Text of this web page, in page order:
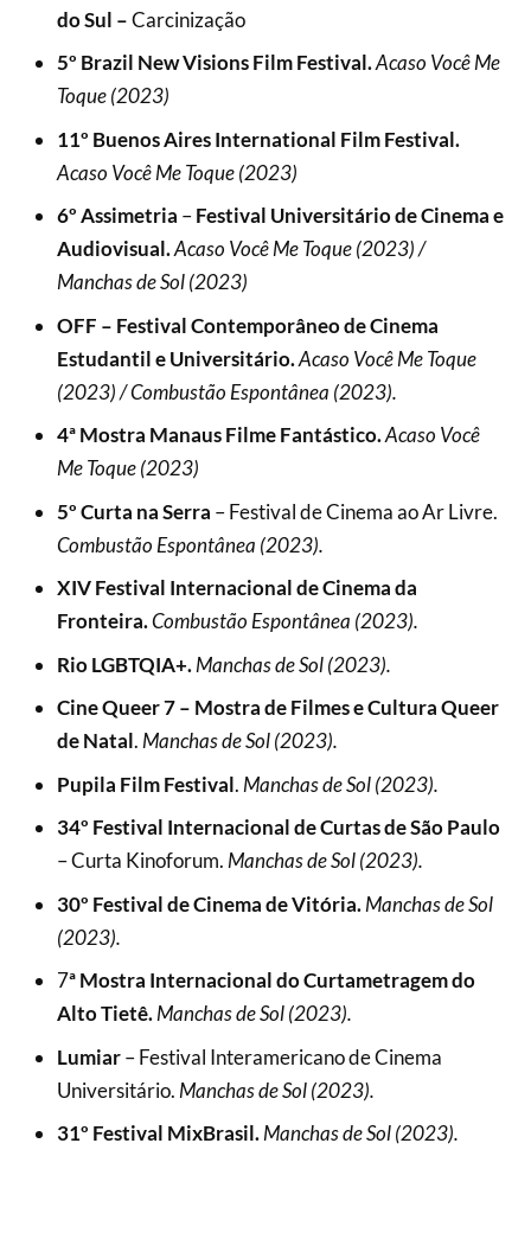
do Sul –Carcinização
5º Brazil New Visions Film Festival.Acaso Você Me
Toque (2023)
11º Buenos Aires International Film Festival.
Acaso Você Me Toque (2023)
6º Assimetria –Festival Universitário de Cinema e
Audiovisual.Acaso Você Me Toque (2023) /
Manchas de Sol (2023)
OFF – Festival Contemporâneo de Cinema
Estudantil e Universitário.Acaso Você Me Toque
(2023) / Combustão Espontânea (2023).
4ª Mostra Manaus Filme Fantástico.Acaso Você
Me Toque (2023)
5º Curta na Serra – Festival de Cinema ao Ar Livre.
Combustão Espontânea (2023).
XIV Festival Internacional de Cinema da
Fronteira.Combustão Espontânea (2023).
Rio LGBTQIA+.Manchas de Sol (2023).
Cine Queer 7 – Mostra de Filmes e Cultura Queer
de Natal.Manchas de Sol (2023).
Pupila Film Festival. Manchas de Sol (2023).
34º Festival Internacional de Curtas de São Paulo
– Curta Kinoforum.Manchas de Sol (2023).
30º Festival de Cinema de Vitória.Manchas de Sol
(2023).
7ª Mostra Internacional do Curtametragem do
Alto Tietê.Manchas de Sol (2023).
Lumiar– Festival Interamericano de Cinema
Universitário. Manchas de Sol (2023).
31º Festival MixBrasil.Manchas de Sol (2023).